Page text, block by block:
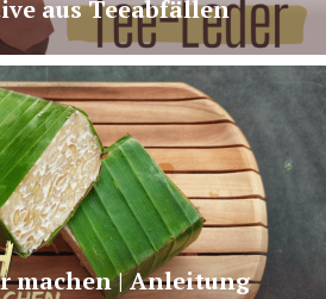
aus Teeabfällen
machen | Anleitung